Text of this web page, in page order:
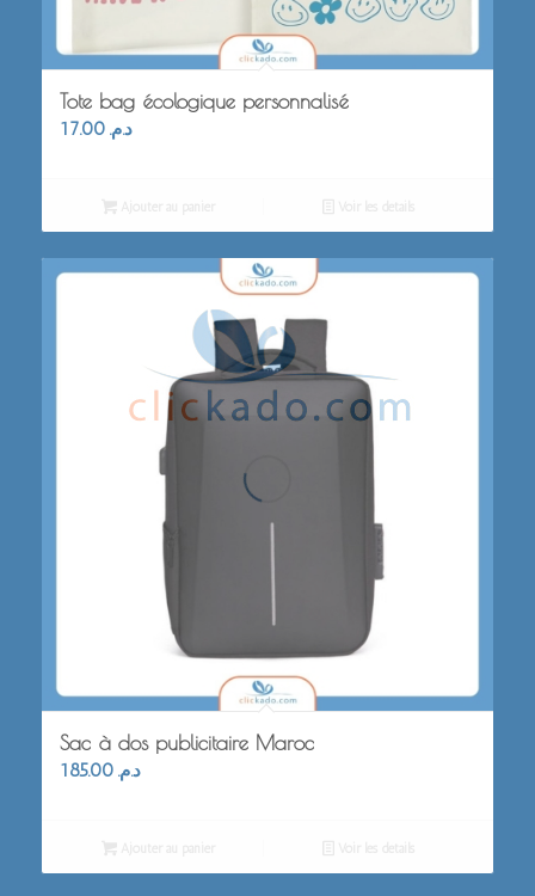
Tote bag écologique personnalisé
د.م. 17.00
Sac à dos publicitaire Maroc
د.م. 185.00